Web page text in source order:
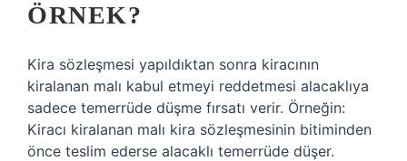
ÖRNEK?
Kira sözleşmesi yapıldıktan sonra kiracının
kiralanan malı kabul etmeyi reddetmesi alacaklıya
sadece temerrüde düşme fırsatı verir. Örneğin:
Kiracı kiralanan malı kira sözleşmesinin bitiminden
önce teslim ederse alacaklı temerrüde düşer.